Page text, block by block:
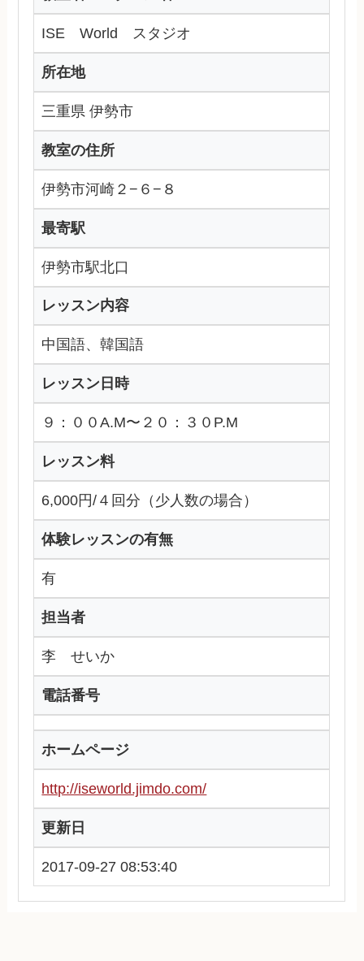
ISE World スタジオ
所在地
三重県 伊勢市
教室の住所
伊勢市河崎２−６−８
最寄駅
伊勢市駅北口
レッスン内容
中国語、韓国語
レッスン日時
９：００A.M〜２０：３０P.M
レッスン料
6,000円/４回分（少人数の場合）
体験レッスンの有無
有
担当者
李 せいか
電話番号
ホームページ
http://iseworld.jimdo.com/
更新日
2017-09-27 08:53:40